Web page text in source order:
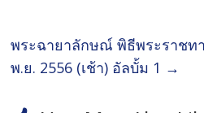
พระฉายาลักษณ์ พิธีพระราช
พ.ย. 2556 (เช้า) อัลบั้ม 1 →